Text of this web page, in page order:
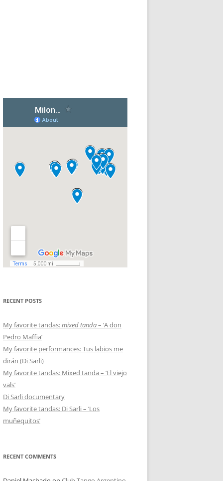
RECENT POSTS
My favorite tandas:mixed tanda– ‘A don
Pedro Maffia’
My favorite performances: Tus labios me
dirán (Di Sarli)
My favorite tandas: Mixed tanda – ‘El viejo
vals’
Di Sarli documentary
My favorite tandas: Di Sarli – ‘Los
muñequitos’
RECENT COMMENTS